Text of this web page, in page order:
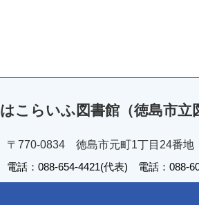
はこらいふ図書館（徳島市立
〒770-0834 徳島市元町1丁目24番地
電話：088-654-4421(代表) 電話：088-